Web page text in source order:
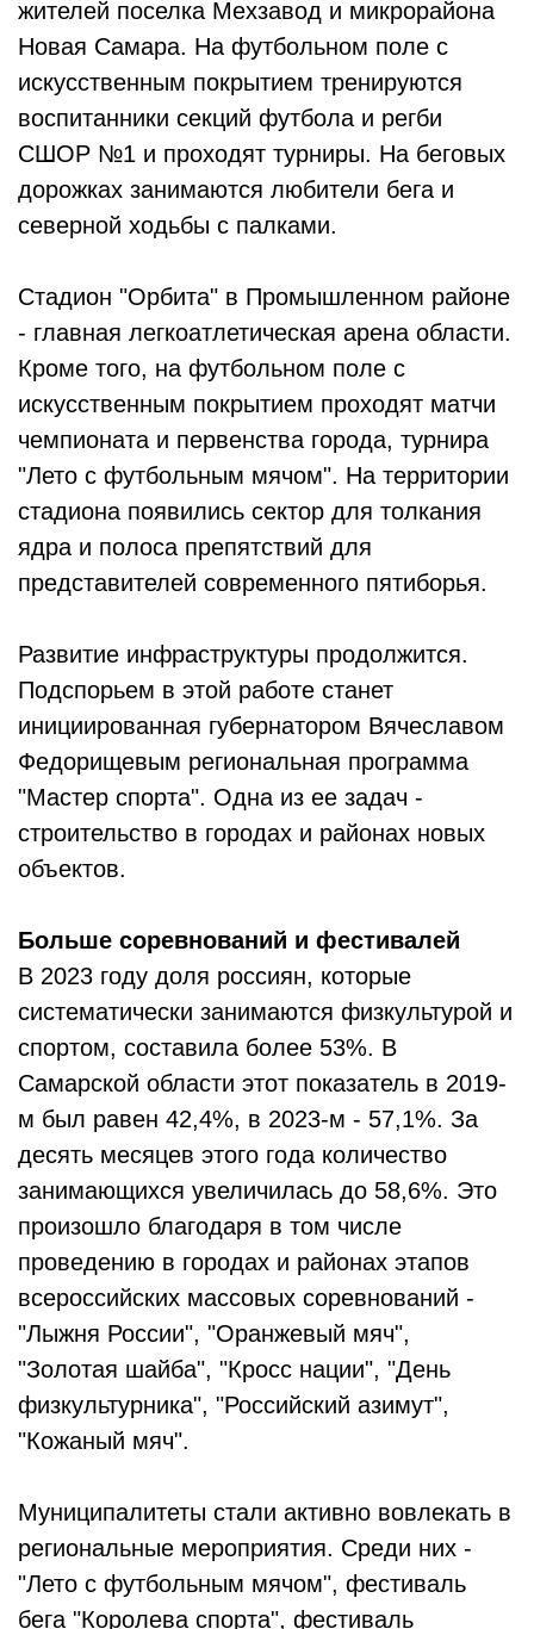
жителей поселка Мехзавод и микрорайона
Новая Самара. На футбольном поле с
искусственным покрытием тренируются
воспитанники секций футбола и регби
СШОР №1 и проходят турниры. На беговых
дорожках занимаются любители бега и
северной ходьбы с палками.
Стадион "Орбита" в Промышленном районе
- главная легкоатлетическая арена области.
Кроме того, на футбольном поле с
искусственным покрытием проходят матчи
чемпионата и первенства города, турнира
"Лето с футбольным мячом". На территории
стадиона появились сектор для толкания
ядра и полоса препятствий для
представителей современного пятиборья.
Развитие инфраструктуры продолжится.
Подспорьем в этой работе станет
инициированная губернатором Вячеславом
Федорищевым регио­нальная программа
"Мастер спорта". Одна из ее задач -
строительство в городах и районах новых
объектов.
Больше соревнований и фестивалей
В 2023 году доля россиян, которые
систематически занимаются физкультурой и
спортом, составила более 53%. В
Самарской области этот показатель в 2019-
м был равен 42,4%, в 2023-м - 57,1%. За
десять месяцев этого года количество
занимающихся увеличилась до 58,6%. Это
произошло благодаря в том числе
проведению в городах и районах этапов
всероссийских массовых соревнований -
"Лыжня России", "Оранжевый мяч",
"Золотая шайба", "Кросс нации", "День
физкультурника", "Российский азимут",
"Кожаный мяч".
Муниципалитеты стали активно вовлекать в
региональные мероприятия. Среди них -
"Лето с футбольным мячом", фестиваль
бега "Королева спорта", фестиваль